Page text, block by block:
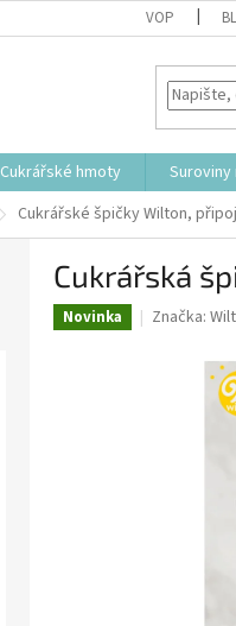
VOP
Cukrářské hmoty
Cukrářské špičky Wilton,
Cukrářská
Novinka Značka: